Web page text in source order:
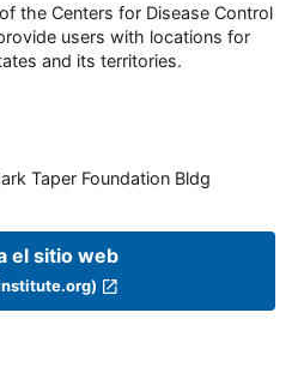
the Centers for Disease Control
users with locations for
and its territories.
Taper Foundation Bldg
el sitio web